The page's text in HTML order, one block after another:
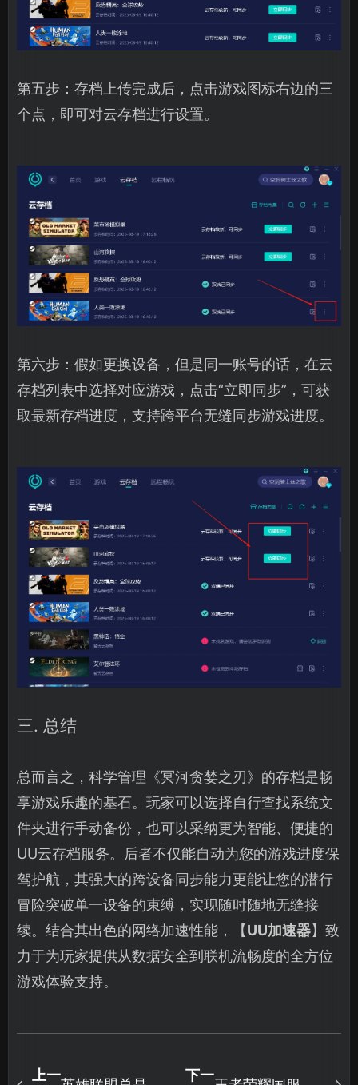
第五步：存档上传完成后，点击游戏图标右边的三
个点，即可对云存档进行设置。
第六步：假如更换设备，但是同一账号的话，在云
存档列表中选择对应游戏，点击“立即同步”，可获
取最新存档进度，支持跨平台无缝同步游戏进度。
三. 总结
总而言之，科学管理《冥河贪婪之刃》的存档是畅
享游戏乐趣的基石。玩家可以选择自行查找系统文
件夹进行手动备份，也可以采纳更为智能、便捷的
UU云存档服务。后者不仅能自动为您的游戏进度保
驾护航，其强大的跨设备同步能力更能让您的潜行
冒险突破单一设备的束缚，实现随时随地无缝接
续。结合其出色的网络加速性能，【UU加速器】致
力于为玩家提供从数据安全到联机流畅度的全方位
游戏体验支持。
上一 下一